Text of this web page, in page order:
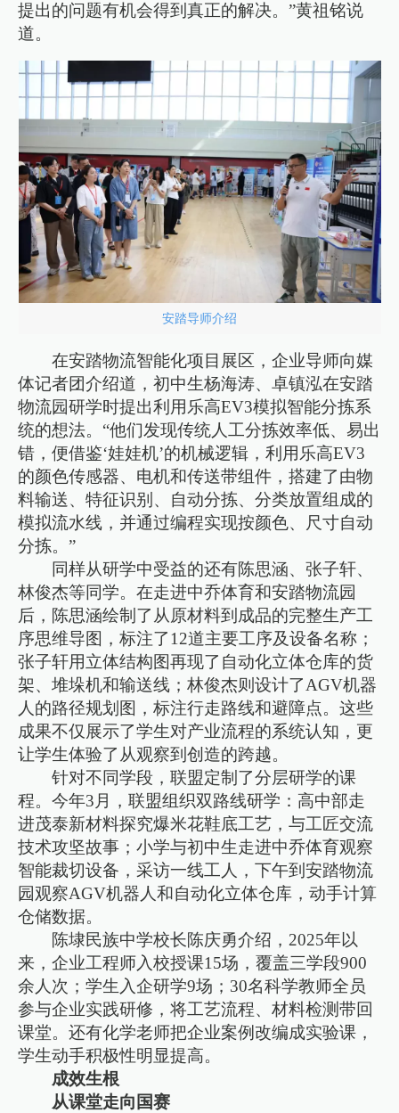
提出的问题有机会得到真正的解决。”黄祖铭说
道。
安踏导师介绍
在安踏物流智能化项目展区，企业导师向媒
体记者团介绍道，初中生杨海涛、卓镇泓在安踏
物流园研学时提出利用乐高EV3模拟智能分拣系
统的想法。“他们发现传统人工分拣效率低、易出
错，便借鉴‘娃娃机’的机械逻辑，利用乐高EV3
的颜色传感器、电机和传送带组件，搭建了由物
料输送、特征识别、自动分拣、分类放置组成的
模拟流水线，并通过编程实现按颜色、尺寸自动
分拣。”
同样从研学中受益的还有陈思涵、张子轩、
林俊杰等同学。在走进中乔体育和安踏物流园
后，陈思涵绘制了从原材料到成品的完整生产工
序思维导图，标注了12道主要工序及设备名称；
张子轩用立体结构图再现了自动化立体仓库的货
架、堆垛机和输送线；林俊杰则设计了AGV机器
人的路径规划图，标注行走路线和避障点。这些
成果不仅展示了学生对产业流程的系统认知，更
让学生体验了从观察到创造的跨越。
针对不同学段，联盟定制了分层研学的课
程。今年3月，联盟组织双路线研学：高中部走
进茂泰新材料探究爆米花鞋底工艺，与工匠交流
技术攻坚故事；小学与初中生走进中乔体育观察
智能裁切设备，采访一线工人，下午到安踏物流
园观察AGV机器人和自动化立体仓库，动手计算
仓储数据。
陈埭民族中学校长陈庆勇介绍，2025年以
来，企业工程师入校授课15场，覆盖三学段900
余人次；学生入企研学9场；30名科学教师全员
参与企业实践研修，将工艺流程、材料检测带回
课堂。还有化学老师把企业案例改编成实验课，
学生动手积极性明显提高。
成效生根
从课堂走向国赛